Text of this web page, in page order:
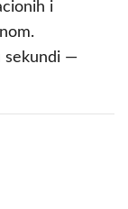
i
sekundi —